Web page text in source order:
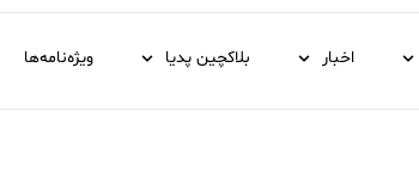
اخبار بلاکچین پدیا ویژه‌نامه‌ها